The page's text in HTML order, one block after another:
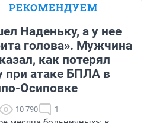
РЕКОМЕНДУЕМ
Наденьку, а у нее
голова». Мужчина
как потерял
при атаке БПЛА в
Осиповке
10 790 1